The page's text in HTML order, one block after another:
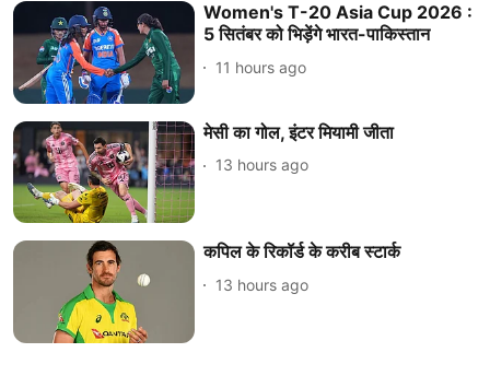
Women's T-20 Asia Cup 2026 :
5 सितंबर को भिड़ेंगे भारत-पाकिस्तान
11 hours ago
मेसी का गोल, इंटर मियामी जीता
13 hours ago
कपिल के रिकॉर्ड के करीब स्टार्क
13 hours ago